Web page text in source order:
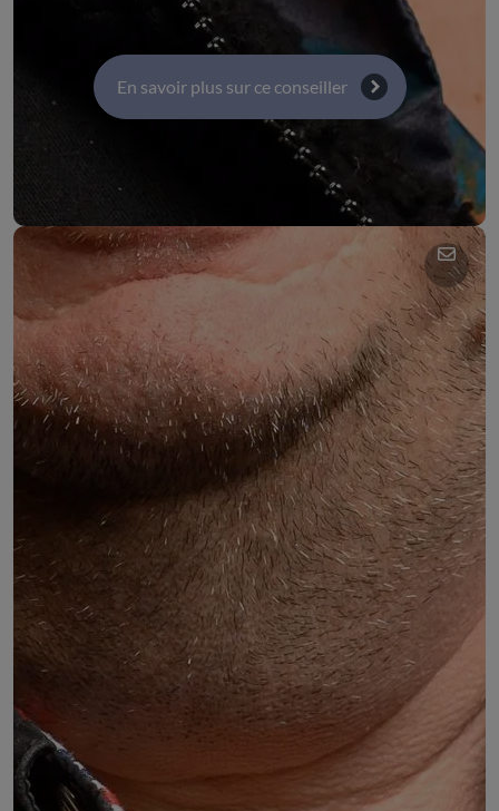
En savoir plus sur ce conseiller